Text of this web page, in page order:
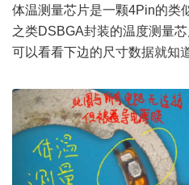
体温测量芯片是一颗4Pin的类
之类DSBGA封装的温度测量
可以看看下边的尺寸数据就知